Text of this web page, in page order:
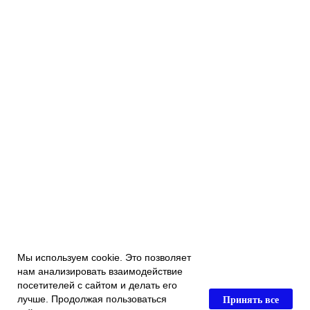
Мы используем cookie. Это позволяет
нам анализировать взаимодействие
посетителей с сайтом и делать его
лучше. Продолжая пользоваться
Принять все